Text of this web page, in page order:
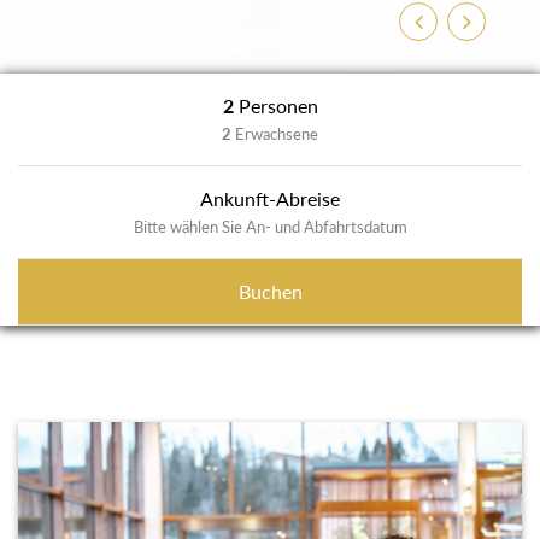
ZurückWeiter
2 Personen
2 Erwachsene
Ankunft-Abreise
Bitte wählen Sie An- und Abfahrtsdatum
Buchen